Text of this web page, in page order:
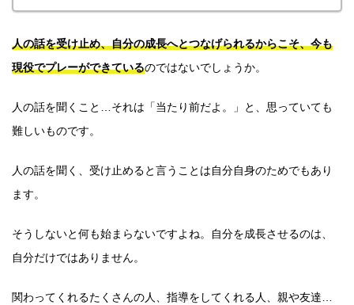
人の話を受け止め、自分の成長へとつなげられるからこそ、今も
現役でプレーができているのではないでしょうか。
人の話を聞くこと…それは「当たり前だよ。」と、思っていても
難しいものです。
人の話を聞く、受け止めると言うことは自分自身のためでもあり
ます。
そうしないと何も始まらないですよね。自分を成長させるのは、
自分だけではありません。
関わってくれるたくさんの人、指導をしてくれる人、親や友達…